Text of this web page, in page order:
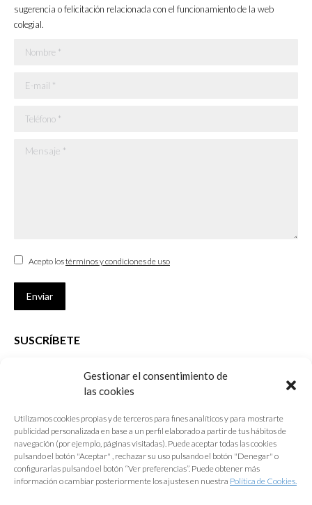
Gestionar el consentimiento de
las cookies
Utilizamos cookies propias y de terceros para fines analíticos y para mostrarte
publicidad personalizada en base a un perfil elaborado a partir de tus hábitos de
navegación (por ejemplo, páginas visitadas). Puede aceptar todas las cookies
pulsando el botón "Aceptar" , rechazar su uso pulsando el botón "Denegar" o
configurarlas pulsando el botón “Ver preferencias”. Puede obtener más
información o cambiar posteriormente los ajustes en nuestra Política de Cookies.
windowwindowwindowwindow
sugerencia o felicitación relacionada con el funcionamiento de la web
colegial.
Nombre *
E-mail *
Teléfono *
Mensaje *
Acepto lostérminos y condiciones de uso
Enviar
SUSCRÍBETE
que desarrolla el Colegio de Arquitectos de Cádiz
E-mail *
Acepto lostérminos y condiciones de uso